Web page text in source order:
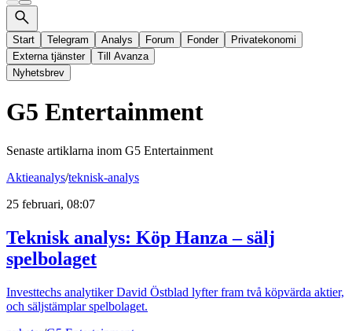
Start Telegram Analys Forum Fonder
Privatekonomi
Externa tjänster
Till Avanza
Nyhetsbrev
G5 Entertainment
Senaste artiklarna inom G5 Entertainment
Aktieanalys/teknisk-analys
25 februari, 08:07
Teknisk analys: Köp Hanza – sälj
spelbolaget
Investtechs analytiker David Östblad lyfter fram två köpvärda aktier,
och säljstämplar spelbolaget.